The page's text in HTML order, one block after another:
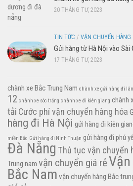
20 THÁNG TƯ, 2023
TIN TỨC / VẬN CHUYỂN HÀNG
Gửi hàng từ Hà Nội vào Sài
17 THÁNG TƯ, 2023
chành xe Bắc Trung Nam chành xe gửi hàng đi
12 chành xe sóc trăng chành xe đi kiên giang chành
tải Cước phí vận chuyển hàng hóa
hàng đi Hà Nội gửi hàng đi kiên
miền Bắc Gửi hàng đi Ninh Thuận gửi hàng đi phú
Đà Nẵng Thủ tục vận chuyển
Trung nam vận chuyển giá rẻ
Bắc Nam vận chuyển hàng Bắc